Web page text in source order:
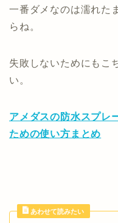
一番ダメなのは濡れた
らね。
失敗しないためにもこ
い。
アメダスの防水スプレ
ための使い方まとめ